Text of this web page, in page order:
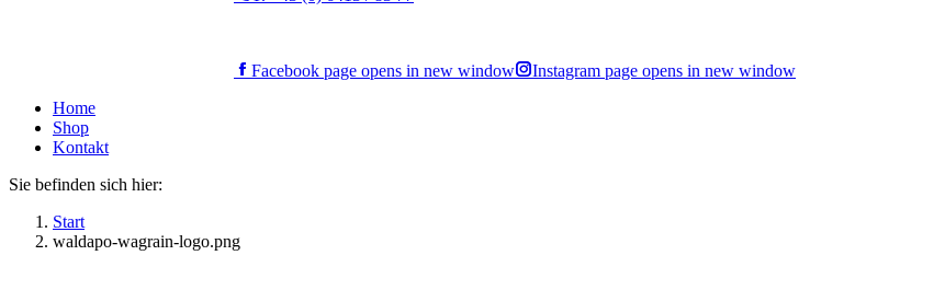
Facebook page opens in new window
Instagram page opens in new window
Home
Shop
Kontakt
Sie befinden sich hier:
Start
waldapo-wagrain-logo.png